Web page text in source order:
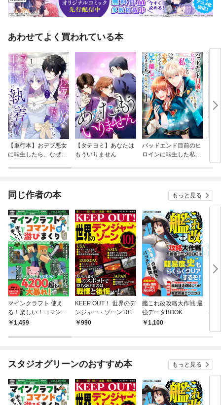
あわせてよく買われている本
【単行本】おデブ悪女
に転生したら、なぜか
【タテヨミ】あなたは
もういりません
バッドエンド目前のヒ
ロインに転生した私、
同じ作者の本 もっと見る
マインクラフト 使え
る！楽しい！コマンド
で游びまくり
1,459
KEEP OUT！ 世界のデ
ンジャー・ゾーン101
990
艦これ改攻略大作戦 最
強データBOOK
1,100
は
スタジオグリーンのおすすめ本 もっと見る